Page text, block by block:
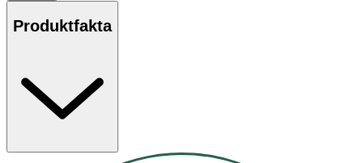
Produktfakta